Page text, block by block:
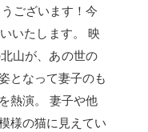
ございます！今
いたします。 映
山が、あの世の
となって妻子のも
熱演。 妻子や他
様の猫に見えてい